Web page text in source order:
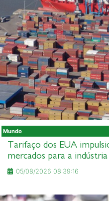
Mundo
Tarifaço dos EUA
mercados para a
05/08/2026 08:39:16